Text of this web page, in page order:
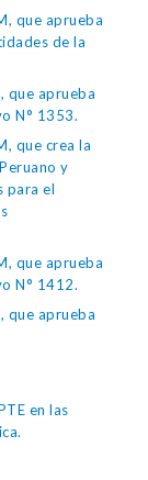
que aprueba
de la
que aprueba
N° 1353.
que crea la
y
para el
que aprueba
N° 1412.
que aprueba
en las